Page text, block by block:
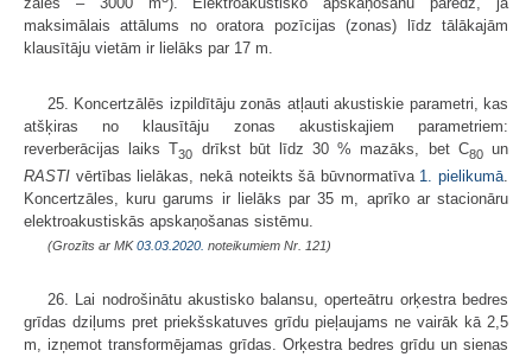
maksimālais attālums no oratora pozīcijas (zonas) līdz tālākajām
klausītāju vietām ir lielāks par 17 m.
25. Koncertzālēs izpildītāju zonās atļauti akustiskie parametri, kas
atšķiras no klausītāju zonas akustiskajiem parametriem:
reverberācijas laiks T30 drīkst būt līdz 30 % mazāks, bet C80un
RASTI vērtības lielākas, nekā noteikts šā būvnormatīva 1. pielikumā.
Koncertzāles, kuru garums ir lielāks par 35 m, aprīko ar stacionāru
elektroakustiskās apskaņošanas sistēmu.
(Grozīts ar MK03.03.2020. noteikumiem Nr. 121)
26. Lai nodrošinātu akustisko balansu, operteātru orķestra bedres
grīdas dziļums pret priekšskatuves grīdu pieļaujams ne vairāk kā 2,5
m, izņemot transformējamas grīdas. Orķestra bedres grīdu un sienas